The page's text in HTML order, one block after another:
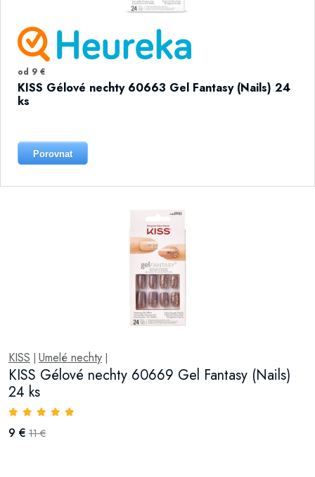
od 9 €
KISS Gélové nechty 60663 Gel Fantasy (Nails) 24
ks
Porovnat
KISS Umelé nechty
KISS Gélové nechty 60669 Gel Fantasy (Nails)
24 ks
9 € 11 €